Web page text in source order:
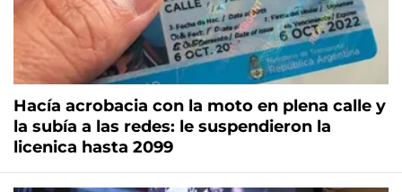
Hacía acrobacia con la moto en plena calle y
la subía a las redes: le suspendieron la
licenica hasta 2099